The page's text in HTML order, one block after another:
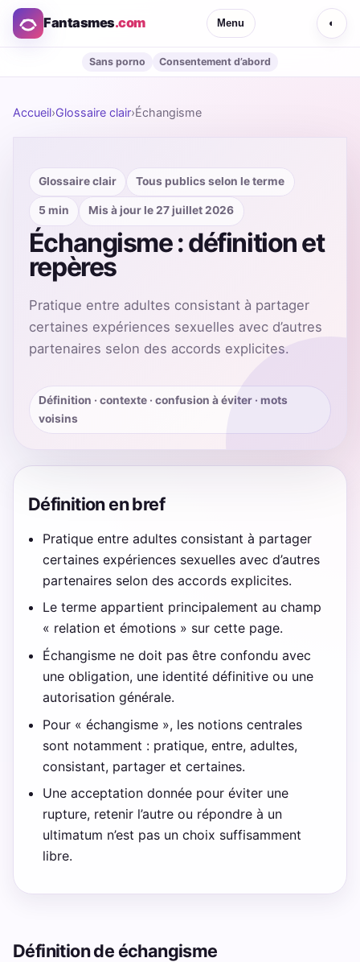
Fantasmes.com Menu ◐
Sans porno Consentement d’abord
Accueil›Glossaire clair›Échangisme
Glossaire clair Tous publics selon le terme
5 min Mis à jour le 27 juillet 2026
Échangisme : définition et
repères
Pratique entre adultes consistant à partager
certaines expériences sexuelles avec d’autres
partenaires selon des accords explicites.
Définition · contexte · confusion à éviter · mots
voisins
Définition en bref
Pratique entre adultes consistant à partager
certaines expériences sexuelles avec d’autres
partenaires selon des accords explicites.
Le terme appartient principalement au champ
« relation et émotions » sur cette page.
Échangisme ne doit pas être confondu avec
une obligation, une identité définitive ou une
autorisation générale.
Pour « échangisme », les notions centrales
sont notamment : pratique, entre, adultes,
consistant, partager et certaines.
Une acceptation donnée pour éviter une
rupture, retenir l’autre ou répondre à un
ultimatum n’est pas un choix suffisamment
libre.
Définition de échangisme